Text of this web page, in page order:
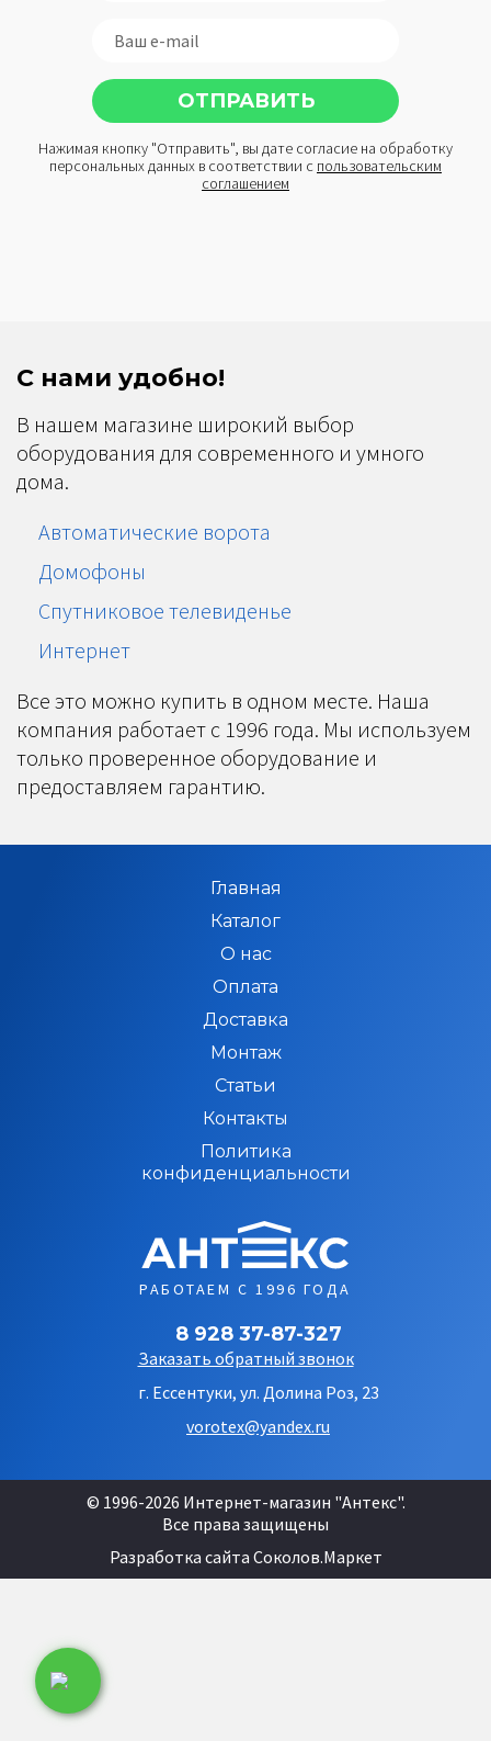
Нажимая кнопку "Отправить", вы дате согласие на обработку
персональных данных в соответствии с пользовательским
соглашением
С нами удобно!
В нашем магазине широкий выбор
оборудования для современного и умного
дома.
Автоматические ворота
Домофоны
Спутниковое телевиденье
Интернет
Все это можно купить в одном месте. Наша
компания работает с 1996 года. Мы используем
только проверенное оборудование и
предоставляем гарантию.
РАБОТАЕМ С 1996 ГОДА
Главная
Каталог
О нас
Оплата
Доставка
Монтаж
Статьи
Контакты
Политика
конфиденциальности
8 928 37-87-327
Заказать обратный звонок
г. Ессентуки, ул. Долина Роз, 23
vorotex@yandex.ru
© 1996-2026 Интернет-магазин "Антекс".
Все права защищены
Разработка сайта Соколов.Маркет